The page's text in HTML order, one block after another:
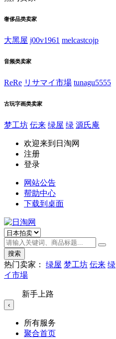
奢侈品类卖家
大黑屋 j00v1961 melcastcojp
音频类卖家
ReRe リサマイ市場 tunagu5555
古玩字画类卖家
梦工坊 伝来 绿屋 绿 源氏庵
欢迎来到日淘网
注册
登录
网站公告
帮助中心
下载到桌面
搜索
热门卖家： 绿屋 梦工坊 伝来 绿
イ市場
新手上路
‹
所有服务
聚合首页